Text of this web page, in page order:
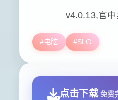
v4.0.13,官
#电脑 #SLG
点击下载 免费